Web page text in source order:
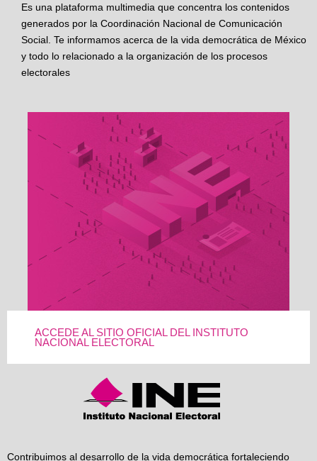
Es una plataforma multimedia que concentra los contenidos
generados por la Coordinación Nacional de Comunicación
Social. Te informamos acerca de la vida democrática de México
y todo lo relacionado a la organización de los procesos
electorales
ACCEDE AL SITIO OFICIAL DEL INSTITUTO
NACIONAL ELECTORAL
Contribuimos al desarrollo de la vida democrática fortaleciendo